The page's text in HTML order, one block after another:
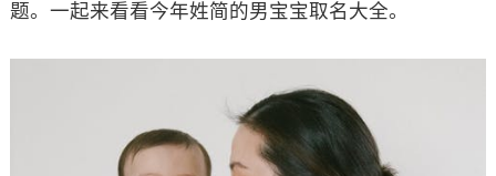
题。一起来看看今年姓简的男宝宝取名大全。